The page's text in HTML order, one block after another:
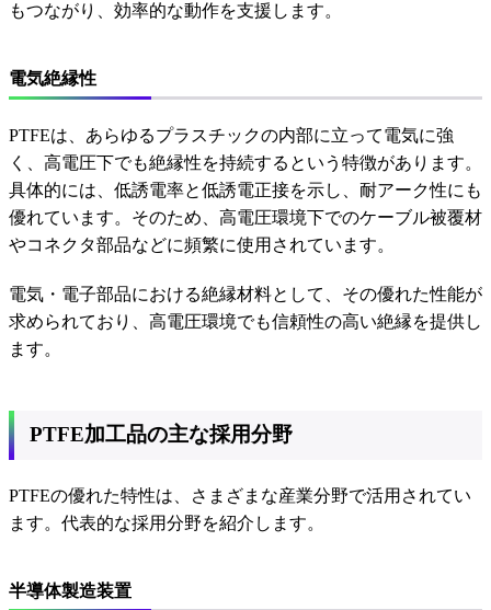
もつながり、効率的な動作を支援します。
電気絶縁性
PTFEは、あらゆるプラスチックの内部に立って電気に強
く、高電圧下でも絶縁性を持続するという特徴があります。
具体的には、低誘電率と低誘電正接を示し、耐アーク性にも
優れています。そのため、高電圧環境下でのケーブル被覆材
やコネクタ部品などに頻繁に使用されています。
電気・電子部品における絶縁材料として、その優れた性能が
求められており、高電圧環境でも信頼性の高い絶縁を提供し
ます。
PTFE加工品の主な採用分野
PTFEの優れた特性は、さまざまな産業分野で活用されてい
ます。代表的な採用分野を紹介します。
半導体製造装置